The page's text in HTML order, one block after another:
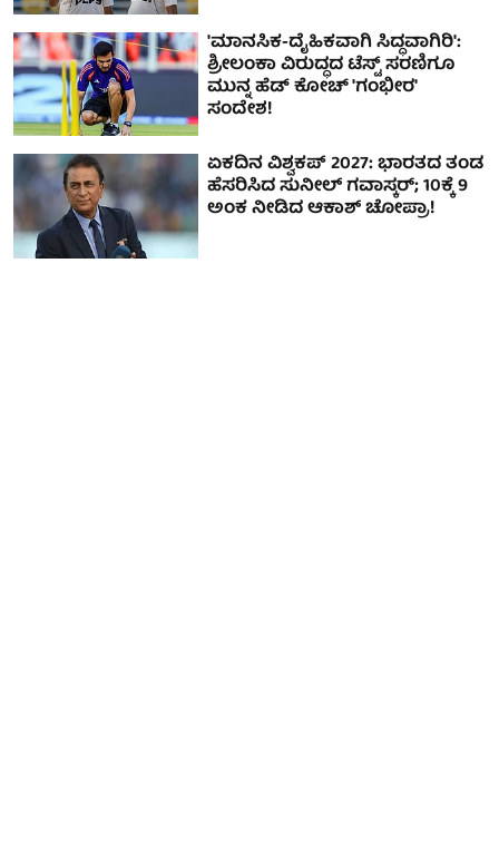
'ಮಾನಸಿಕ-ದೈಹಿಕವಾಗಿ ಸಿದ್ಧವಾಗಿರಿ':
ಶ್ರೀಲಂಕಾ ವಿರುದ್ಧದ ಟೆಸ್ಟ್ ಸರಣಿಗೂ
ಮುನ್ನ ಹೆಡ್ ಕೋಚ್ 'ಗಂಭೀರ'
ಸಂದೇಶ!
ಏಕದಿನ ವಿಶ್ವಕಪ್‌ 2027: ಭಾರತದ ತಂಡ
ಹೆಸರಿಸಿದ ಸುನೀಲ್ ಗವಾಸ್ಕರ್; 10ಕ್ಕೆ 9
ಅಂಕ ನೀಡಿದ ಆಕಾಶ್ ಚೋಪ್ರಾ!